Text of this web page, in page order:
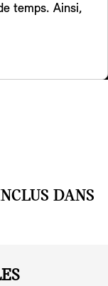
temps. Ainsi,
vos trajets
DANS